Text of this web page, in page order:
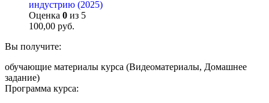
индустрию (2025)
Оценка 0 из 5
100,00 руб.
Вы получите:
обучающие материалы курса (Видеоматериалы, Домашнее
задание)
Программа курса: